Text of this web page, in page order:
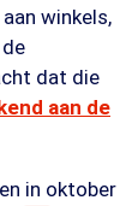
winkels,
dat die
aan de
in oktober